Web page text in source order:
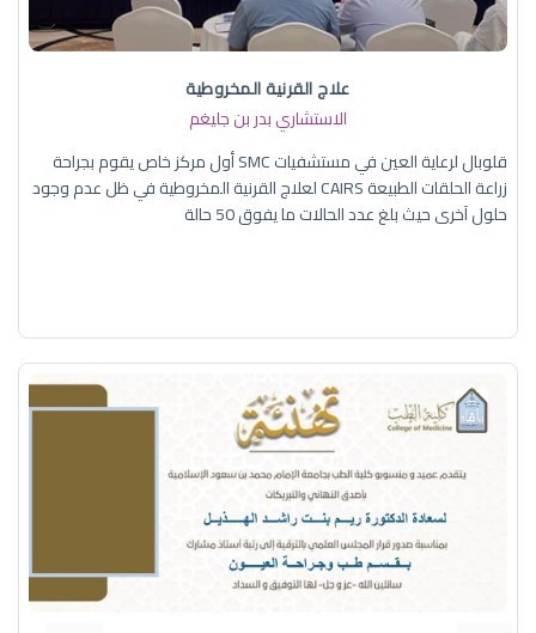
علاج القرنية المخروطية
الاستشاري بدر بن جليغم
قلوبال لرعاية العين في مستشفيات SMC أول مركز خاص يقوم بجراحة
زراعة الحلقات الطبيعة CAIRS لعلاج القرنية المخروطية في ظل عدم وجود
حلول آخرى حيث بلغ عدد الحالات ما يفوق 50 حالة